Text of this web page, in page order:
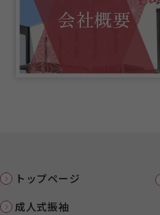
会社概要
トップページ
成人式振袖